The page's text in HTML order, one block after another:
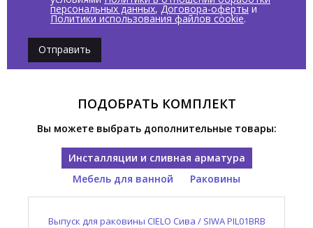
персональных данных,Договора-офертыи
Политики использования файлов cookie.
Отправить
ПОДОБРАТЬ КОМПЛЕКТ
Вы можете выбрать дополнительные товары:
Инсталляции и сливная арматура
Мебель для ванной
Раковины
Выпуск для раковины CIELO Сива / SIWA PIL01BRB
Полка для консоли CIELO Сива / SIWA SWVL CM
Раковина накладная CIELO Сива / SIWA SWLA BR